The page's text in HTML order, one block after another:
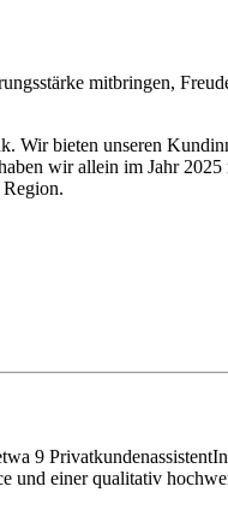
mitbringen,
Wir bieten unseren
wir allein im Jahr
9
und einer qualitativ